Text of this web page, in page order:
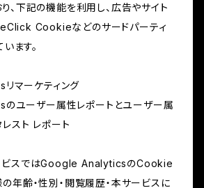
、下記の機能を利用し、広告やサイト
Cookieなどのサードパーティ
ます。
マーケティング
ユーザー属性レポートとユーザー属
スト レポート
ビスではGoogle AnalyticsのCookie
年齢・性別・閲覧履歴・本サービスに